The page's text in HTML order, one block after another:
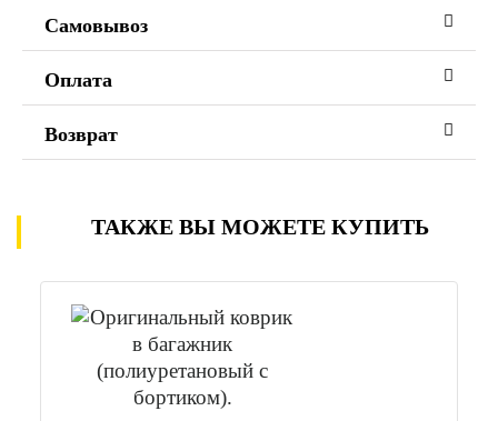
Самовывоз
Оплата
Возврат
ТАКЖЕ ВЫ МОЖЕТЕ КУПИТЬ